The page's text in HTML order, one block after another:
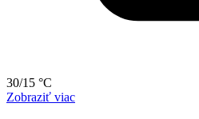
30/15 °C
Zobraziť viac